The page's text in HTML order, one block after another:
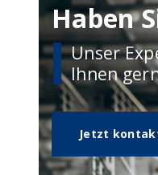
Haben
Unser
Ihnen
Jetzt